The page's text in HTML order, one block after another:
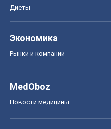
Диеты
Экономика
Рынки и компании
MedOboz
Новости медицины